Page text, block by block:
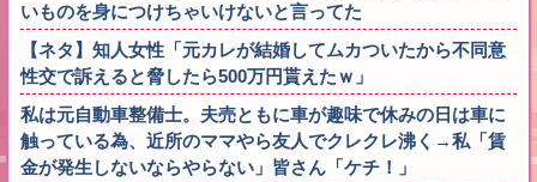
いものを身につけちゃいけないと言ってた
【ネタ】知人女性「元カレが結婚してムカついたから不同意
性交で訴えると脅したら500万円貰えたｗ」
私は元自動車整備士。夫売ともに車が趣味で休みの日は車に
触っている為、近所のママやら友人でクレクレ沸く→私「賃
金が発生しないならやらない」皆さん「ケチ！」